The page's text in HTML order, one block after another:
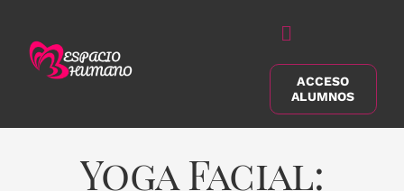
contenido
Alternar
navegación
Buscar:
ACCESO
ALUMNOS
Yoga Facial: